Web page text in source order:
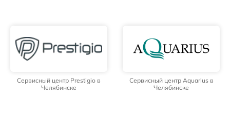
Сервисный центр Prestigio в
Челябинске
Сервисный центр Aquarius в
Челябинске